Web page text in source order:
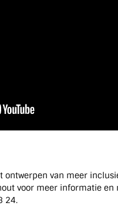
ontwerpen van meer
voor meer informatie en
24.